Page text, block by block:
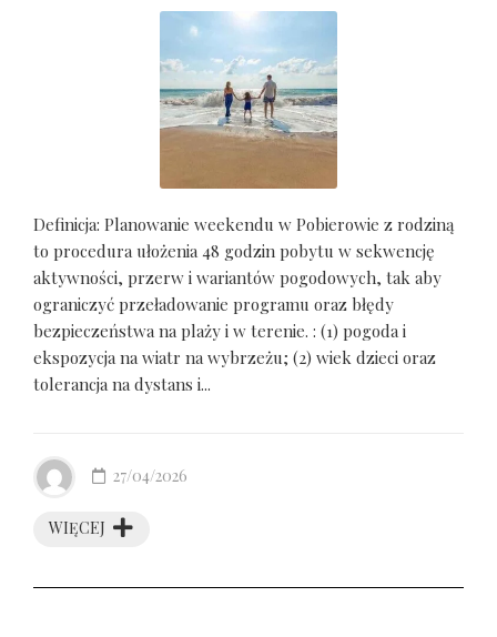
Definicja: Planowanie weekendu w Pobierowie z rodziną
to procedura ułożenia 48 godzin pobytu w sekwencję
aktywności, przerw i wariantów pogodowych, tak aby
ograniczyć przeładowanie programu oraz błędy
bezpieczeństwa na plaży i w terenie. : (1) pogoda i
ekspozycja na wiatr na wybrzeżu; (2) wiek dzieci oraz
tolerancja na dystans i...
WIĘCEJ
27/04/2026